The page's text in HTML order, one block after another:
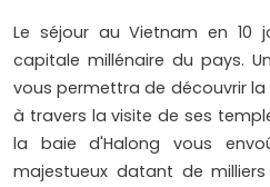
Le séjour au Vietnam en 10
capitale millénaire du pays.
vous permettra de découvrir
à travers la visite de ses
la baie d'Halong vous
majestueux datant de